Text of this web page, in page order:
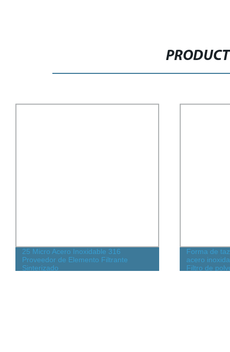
25 Micro Acero Inoxidable 316
Proveedor de Elemento Filtrante
Sinterizado
Forma de
acero
Filtro de